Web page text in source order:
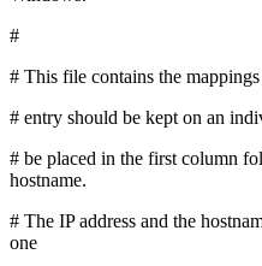
#
# This file contains the
# entry should be kept on an
# be placed in the first column
hostname.
# The IP address and the
one